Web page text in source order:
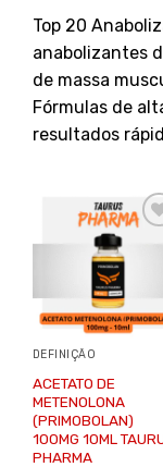
Top 20
anabolizantes
de massa
Fórmulas de
resultados
à lista de
DEFINIÇÃO
ACETATO DE
METENOLONA
(PRIMOBOLAN)
100MG 10ML
PHARMA